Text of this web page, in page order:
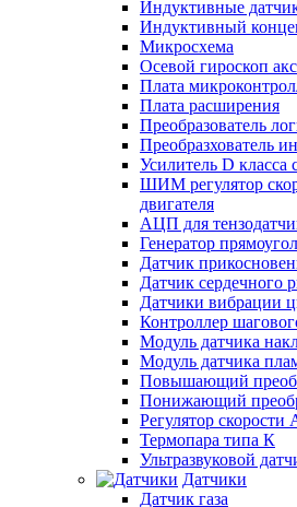
Индуктивные
Индуктивный
Микросхема
Осевой гироскоп
Плата
Плата расширения
Преобразователь
Преобразхователь
Усилитель D класса
ШИМ регулятор
двигателя
АЦП для
Генератор
Датчик
Датчик сердечного
Датчики вибрации
Контроллер
Модуль датчика
Модуль датчика
Повышающий
Понижающий
Регулятор скорости
Термопара типа К
Ультразвуковой
Датчики
Датчик газа